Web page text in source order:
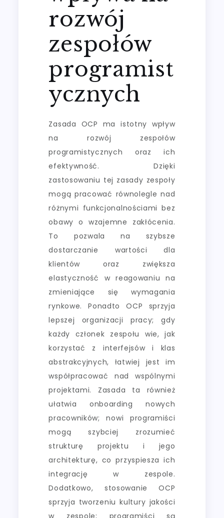
rozwój
zespołów
programist
ycznych
Zasada OCP ma istotny wpływ
na rozwój zespołów
programistycznych oraz ich
efektywność. Dzięki
zastosowaniu tej zasady zespoły
mogą pracować równolegle nad
różnymi funkcjonalnościami bez
obawy o wzajemne zakłócenia.
To pozwala na szybsze
dostarczanie wartości dla
klientów oraz zwiększa
elastyczność w reagowaniu na
zmieniające się wymagania
rynkowe. Ponadto OCP sprzyja
lepszej organizacji pracy; gdy
każdy członek zespołu wie, jak
korzystać z interfejsów i klas
abstrakcyjnych, łatwiej jest im
współpracować nad wspólnymi
projektami. Zasada ta również
ułatwia onboarding nowych
pracowników; nowi programiści
mogą szybciej zrozumieć
strukturę projektu i jego
architekturę, co przyspiesza ich
integrację w zespole.
Dodatkowo, stosowanie OCP
sprzyja tworzeniu kultury jakości
w zespole; programiści są